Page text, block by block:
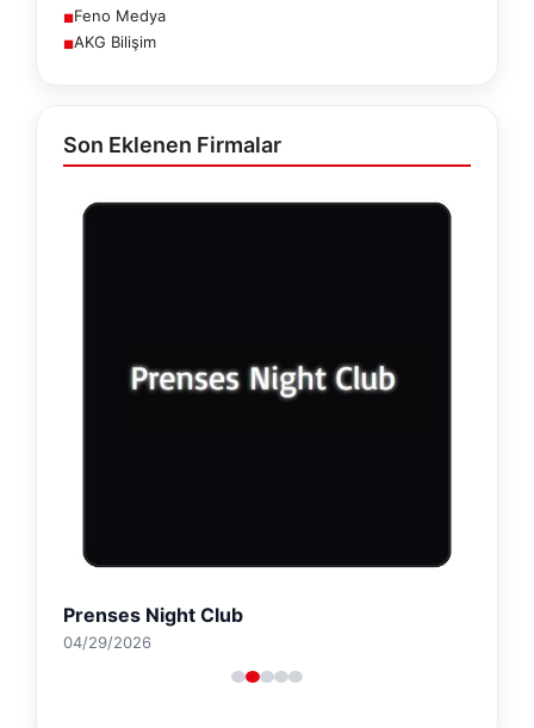
■Feno Medya
■AKG Bilişim
Son Eklenen Firmalar
Prenses Night Club
04/29/2026